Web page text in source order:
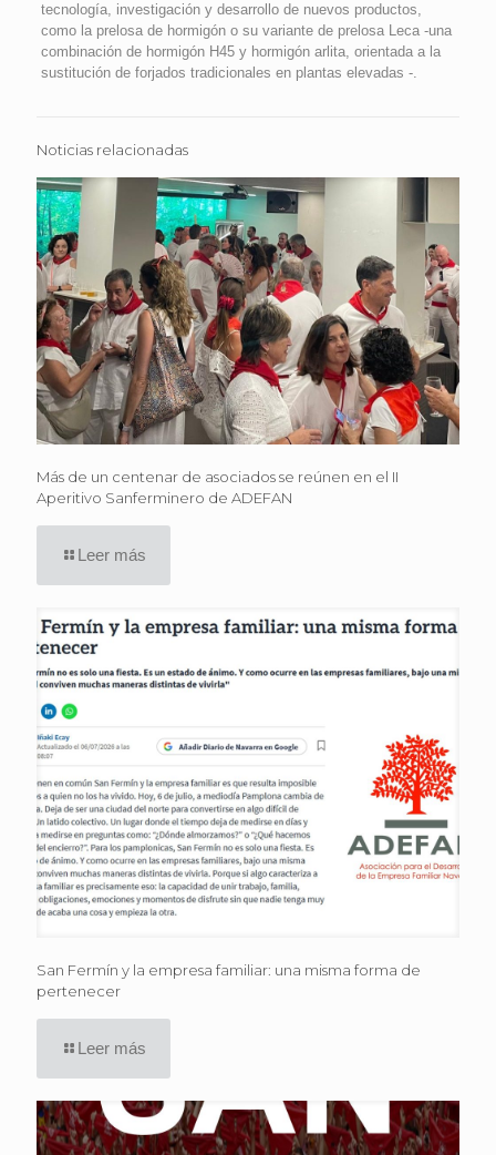
tecnología, investigación y desarrollo de nuevos productos,
como la prelosa de hormigón o su variante de prelosa Leca -una
combinación de hormigón H45 y hormigón arlita, orientada a la
sustitución de forjados tradicionales en plantas elevadas -.
Noticias relacionadas
Más de un centenar de asociados se reúnen en el II
Aperitivo Sanferminero de ADEFAN
Leer más
San Fermín y la empresa familiar: una misma forma de
pertenecer
Leer más